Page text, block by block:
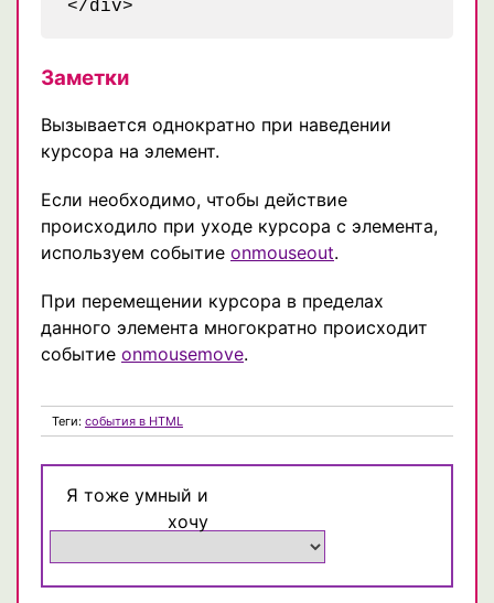
</div>
Заметки
Вызывается однократно при наведении
курсора на элемент.
Если необходимо, чтобы действие
происходило при уходе курсора с элемента,
используем событие onmouseout.
При перемещении курсора в пределах
данного элемента многократно происходит
событие onmousemove.
Теги: события в HTML
Я тоже умный и
хочу